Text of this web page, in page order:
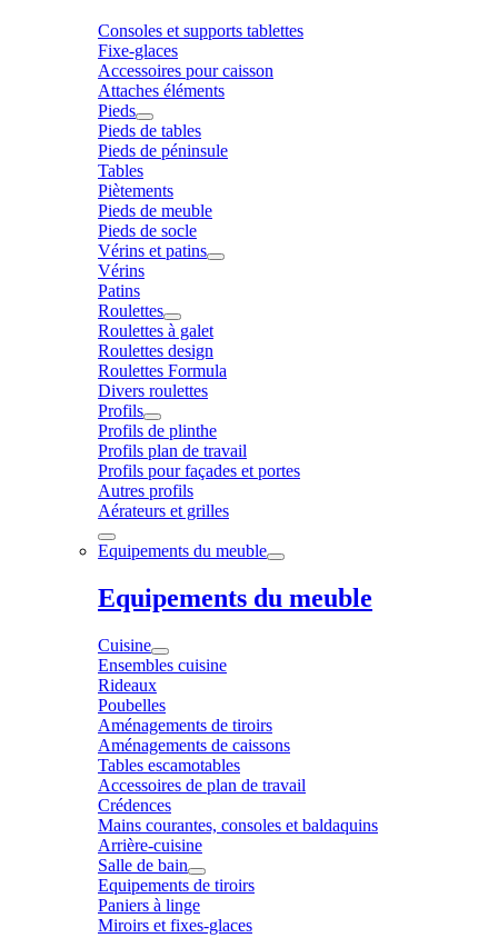
Consoles et supports tablettes
Fixe-glaces
Accessoires pour caisson
Attaches éléments
Pieds
Pieds de tables
Pieds de péninsule
Tables
Piètements
Pieds de meuble
Pieds de socle
Vérins et patins
Vérins
Patins
Roulettes
Roulettes à galet
Roulettes design
Roulettes Formula
Divers roulettes
Profils
Profils de plinthe
Profils plan de travail
Profils pour façades et portes
Autres profils
Aérateurs et grilles
Equipements du meuble
Equipements du meuble
Cuisine
Ensembles cuisine
Rideaux
Poubelles
Aménagements de tiroirs
Aménagements de caissons
Tables escamotables
Accessoires de plan de travail
Crédences
Mains courantes, consoles et baldaquins
Arrière-cuisine
Salle de bain
Equipements de tiroirs
Paniers à linge
Miroirs et fixes-glaces